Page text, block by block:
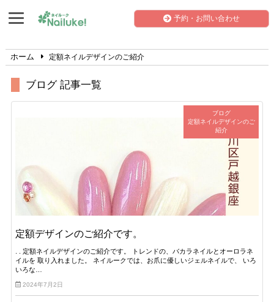
予約・お問い合わせ
ホーム 定額ネイルデザインのご紹介
ブログ 記事一覧
ブログ
定額ネイルデザインのご
紹介
定額デザインのご紹介です。
. . 定額ネイルデザインのご紹介です。 トレンドの、バカラネイルとオーロラネ
イルを 取り入れました。 ネイルークでは、お爪に優しいジェルネイルで、 いろ
いろな…
2024年7月2日